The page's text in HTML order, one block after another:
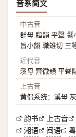
音系简文
中古音
群母 脂韻 平聲
旨小韻 職雉切 三
近代音
溪母 齊微韻 平聲
上古音
黄侃系统：溪母
韵书 上古音
湘语
闽语